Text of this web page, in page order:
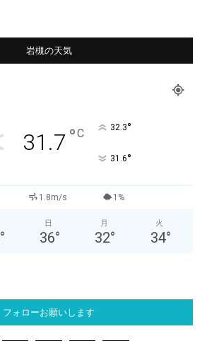
岩槻の天気
31.7 °C 32.3°
31.6°
1.8m/s 1%
°
日
36°
月
32°
火
34°
フォローお願いします